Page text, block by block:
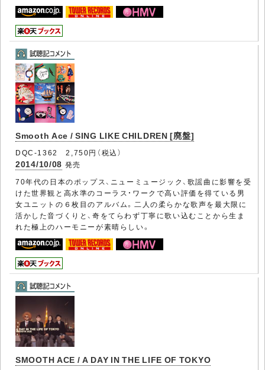
Smooth Ace / SING LIKE CHILDREN [廃盤]
DQC-1362 2,750円（税込）
2014/10/08 発売
70年代の日本のポップス、ニューミュージック、歌謡曲に影響を受
けた世界観と高水準のコーラス・ワークで高い評価を得ている男
女ユニットの６枚目のアルバム。二人の柔らかな歌声を最大限に
活かした音づくりと、奇をてらわず丁寧に歌い込むことから生ま
れた極上のハーモニーが素晴らしい。
SMOOTH ACE / A DAY IN THE LIFE OF TOKYO